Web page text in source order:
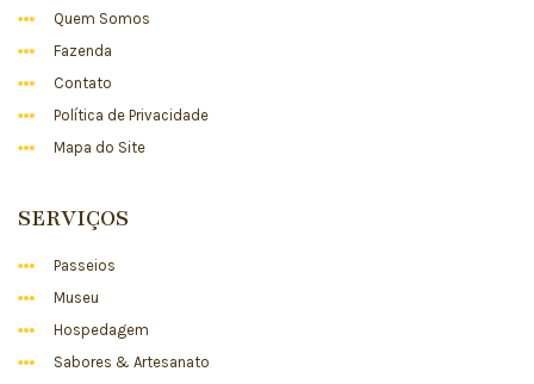
Quem Somos
Fazenda
Contato
Política de Privacidade
Mapa do Site
SERVIÇOS
Passeios
Museu
Hospedagem
Sabores & Artesanato